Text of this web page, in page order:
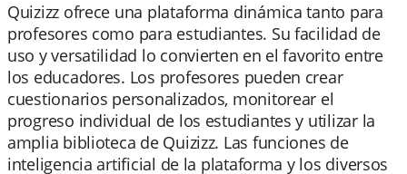
Quizizz ofrece una plataforma dinámica tanto para
profesores como para estudiantes. Su facilidad de
uso y versatilidad lo convierten en el favorito entre
los educadores. Los profesores pueden crear
cuestionarios personalizados, monitorear el
progreso individual de los estudiantes y utilizar la
amplia biblioteca de Quizizz. Las funciones de
inteligencia artificial de la plataforma y los diversos